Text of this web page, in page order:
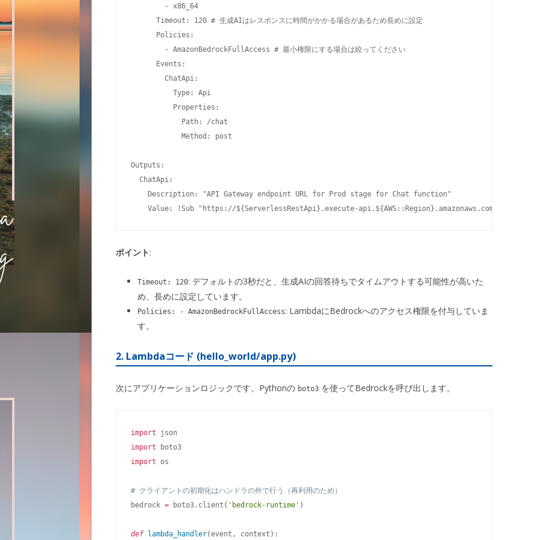
        - x86_64
      Timeout: 120 # 生成AIはレスポンスに時間がかかる場合があるため長めに設定
      Policies:
        - AmazonBedrockFullAccess # 最小権限にする場合は絞ってください
      Events:
        ChatApi:
          Type: Api
          Properties:
            Path: /chat
            Method: post
Outputs:
  ChatApi:
    Description: "API Gateway endpoint URL for Prod stage for Chat function"
Value: !Sub "https://${ServerlessRestApi}.execute-api.${AWS::Region}.amazonaws.com/Prod/
ポイント :
Timeout: 120: デフォルトの3秒だと、生成AIの回答待ちでタイムアウトする可能性が高いた
め、長めに設定しています。
Policies: - AmazonBedrockFullAccess: LambdaにBedrockへのアクセス権限を付与していま
す。
2. Lambdaコード (hello_world/app.py)
次にアプリケーションロジックです。Pythonの boto3 を使ってBedrockを呼び出します。
import
import
import os
# クライアントの初期化はハンドラの外で行う（再利用のため）
bedrock = boto3 . client ( 'bedrock-runtime' )
def lambda_handler(event , context ) :